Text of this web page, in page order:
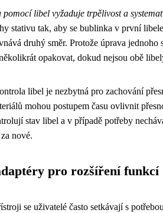
pomocí libel vyžaduje trpělivost a
stativu tak, aby se bublinka v první
druhý směr. Protože úprava
opakovat, dokud nejsou obě
libel je nezbytná pro zachování
mohou postupem času ovlivnit
stav libel a v případě potřeby
nové.
pro rozšíření funkcí
se uživatelé často setkávají s